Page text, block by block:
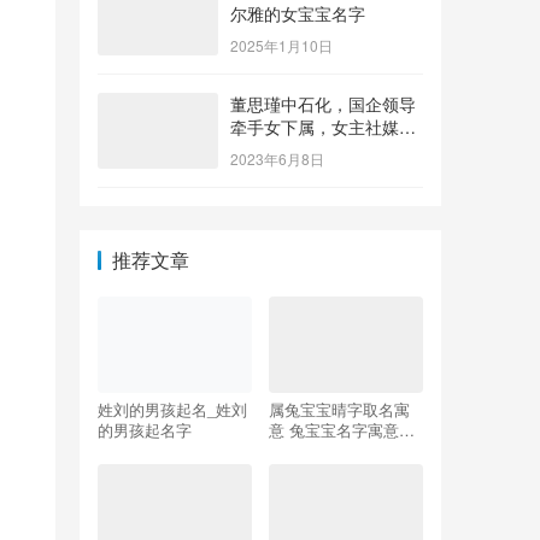
尔雅的女宝宝名字
2025年1月10日
董思瑾中石化，国企领导
牵手女下属，女主社媒晒
钻戒，奢侈品众多还要买
保险箱
2023年6月8日
推荐文章
姓刘的男孩起名_姓刘
的男孩起名字
属兔宝宝晴字取名寓
意 兔宝宝名字寓意好